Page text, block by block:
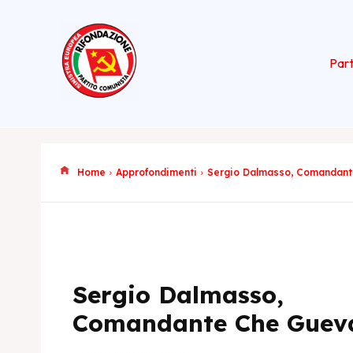
Maurizio
Home Approfondimenti Sergio Dalmasso,
Sergio Dalmasso,
Comandante Che